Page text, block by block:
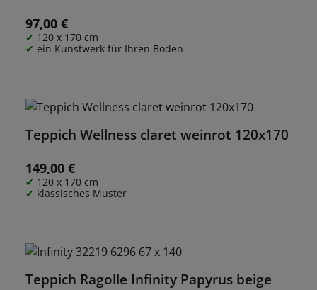
Regulärer Preis:
97,00 €
120 x 170 cm
ein Kunstwerk für Ihren Boden
Teppich Wellness claret weinrot 120x170
Regulärer Preis:
149,00 €
120 x 170 cm
klassisches Muster
Teppich Ragolle Infinity Papyrus beige